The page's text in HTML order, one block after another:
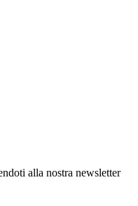
alla nostra newsletter